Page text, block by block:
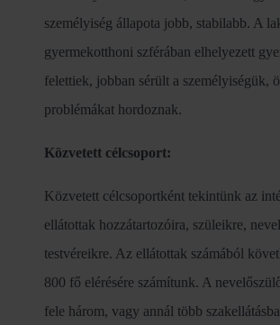
személyiség állapota jobb, stabilabb. A
gyermekotthoni szférában elhelyezett
felettiek, jobban sérült a személyiségük,
problémákat hordoznak.
Közvetett célcsoport:
Közvetett célcsoportként tekintünk az
ellátottak hozzátartozóira, szüleikre,
testvéreikre. Az ellátottak számából
800 fő elérésére számítunk. A
fele három, vagy annál több